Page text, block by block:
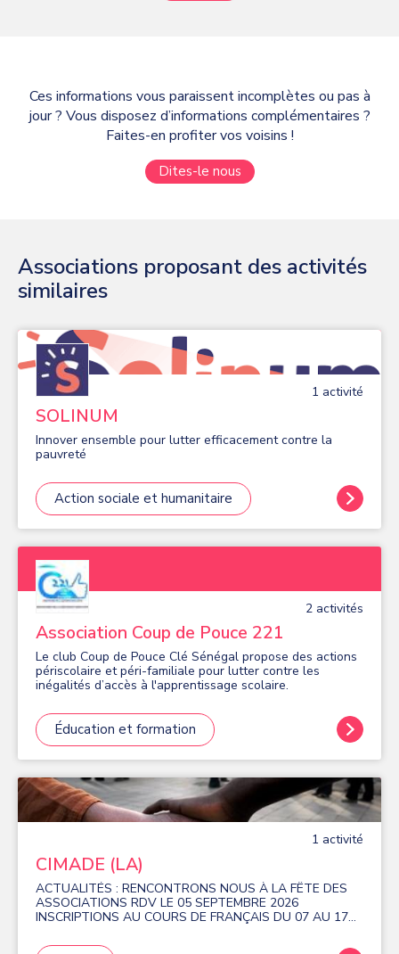
Ces informations vous paraissent incomplètes ou pas à
jour ? Vous disposez d’informations complémentaires ?
Faites-en profiter vos voisins !
Dites-le nous
Associations proposant des activités
similaires
1 activité
SOLINUM
Innover ensemble pour lutter efficacement contre la
pauvreté
Action sociale et humanitaire
2 activités
Association Coup de Pouce 221
Le club Coup de Pouce Clé Sénégal propose des actions
périscolaire et péri-familiale pour lutter contre les
inégalités d’accès à l'apprentissage scolaire.
Éducation et formation
1 activité
CIMADE (LA)
ACTUALITÉS : RENCONTRONS NOUS À LA FÊTE DES
ASSOCIATIONS RDV LE 05 SEPTEMBRE 2026
INSCRIPTIONS AU COURS DE FRANÇAIS DU 07 AU 17
depuis 1964, la Cimade à 80 ans, le centre international